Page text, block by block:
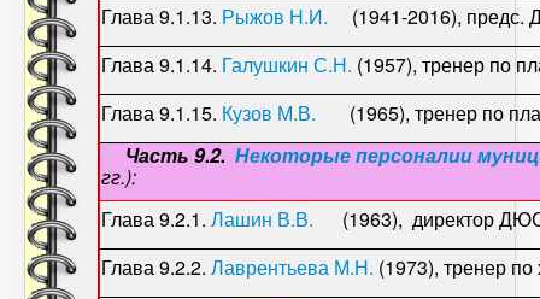
Глава 9.1.13. Рыжов Н.И. (1941-2016), предс.
Глава 9.1.14. Галушкин С.Н. (1957), тренер
Глава 9.1.15. Кузов М.В. (1965), тренер по
Часть 9.2. Некоторые персоналии
гг.):
Глава 9.2.1. Лашин В.В. (1963), директор
Глава 9.2.2. Лаврентьева М.Н. (1973), тренер